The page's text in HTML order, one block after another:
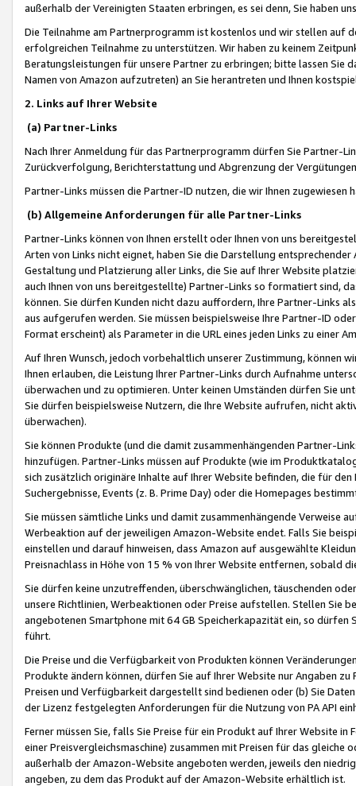
außerhalb der Vereinigten Staaten erbringen, es sei denn, Sie haben
Die Teilnahme am Partnerprogramm ist kostenlos und wir stellen auf
erfolgreichen Teilnahme zu unterstützen. Wir haben zu keinem
Beratungsleistungen für unsere Partner zu erbringen; bitte lassen Sie
Namen von Amazon aufzutreten) an Sie herantreten und Ihnen
2. Links auf Ihrer Website
(a) Partner-Links
Nach Ihrer Anmeldung für das Partnerprogramm dürfen Sie Partner-
Zurückverfolgung, Berichterstattung und Abgrenzung der
Partner-Links müssen die Partner-ID nutzen, die wir Ihnen zugewiesen
(b) Allgemeine Anforderungen für alle Partner-Links
Partner-Links können von Ihnen erstellt oder Ihnen von uns
Arten von Links nicht eignet, haben Sie die Darstellung
Gestaltung und Platzierung aller Links, die Sie auf Ihrer Website
auch Ihnen von uns bereitgestellte) Partner-Links so formatiert sind,
können. Sie dürfen Kunden nicht dazu auffordern, Ihre Partner-Links
aus aufgerufen werden. Sie müssen beispielsweise Ihre Partner-ID
Format erscheint) als Parameter in die URL eines jeden Links zu einer
Auf Ihren Wunsch, jedoch vorbehaltlich unserer Zustimmung, können
Ihnen erlauben, die Leistung Ihrer Partner-Links durch Aufnahme
überwachen und zu optimieren. Unter keinen Umständen dürfen Sie
Sie dürfen beispielsweise Nutzern, die Ihre Website aufrufen, nicht
überwachen).
Sie können Produkte (und die damit zusammenhängenden Partner-
hinzufügen. Partner-Links müssen auf Produkte (wie im
sich zusätzlich originäre Inhalte auf Ihrer Website befinden, die für
Suchergebnisse, Events (z. B. Prime Day) oder die Homepages
Sie müssen sämtliche Links und damit zusammenhängende
Werbeaktion auf der jeweiligen Amazon-Website endet. Falls Sie
einstellen und darauf hinweisen, dass Amazon auf ausgewählte
Preisnachlass in Höhe von 15 % von Ihrer Website entfernen, sobald
Sie dürfen keine unzutreffenden, überschwänglichen, täuschenden
unsere Richtlinien, Werbeaktionen oder Preise aufstellen. Stellen Sie
angebotenen Smartphone mit 64 GB Speicherkapazität ein, so dürfen
führt.
Die Preise und die Verfügbarkeit von Produkten können
Produkte ändern können, dürfen Sie auf Ihrer Website nur Angaben
Preisen und Verfügbarkeit dargestellt sind bedienen oder (b) Sie
der Lizenz festgelegten Anforderungen für die Nutzung von PA API
Ferner müssen Sie, falls Sie Preise für ein Produkt auf Ihrer Website
einer Preisvergleichsmaschine) zusammen mit Preisen für das
außerhalb der Amazon-Website angeboten werden, jeweils den
angeben, zu dem das Produkt auf der Amazon-Website erhältlich ist.